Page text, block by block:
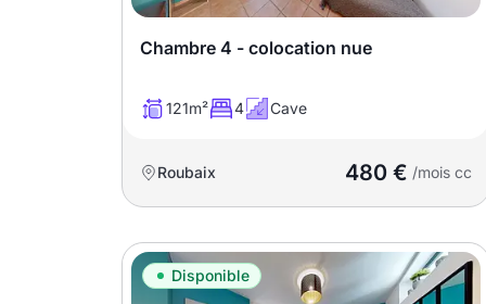
Chambre 4 - colocation nue
121m² 4 Cave
Roubaix 480 € /mois cc
Disponible